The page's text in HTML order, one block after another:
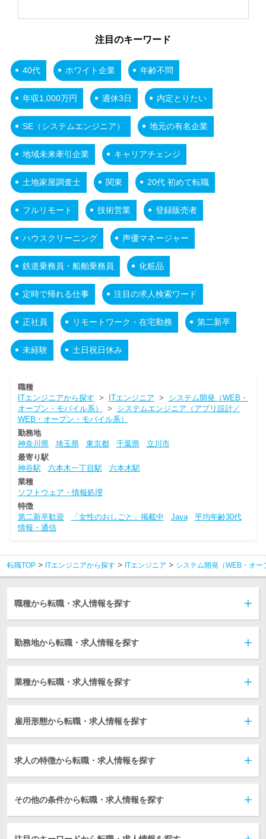
注目のキーワード
40代 ホワイト企業 年齢不問
年収1,000万円 週休3日 内定とりたい
SE（システムエンジニア） 地元の有名企業
地域未来牽引企業 キャリアチェンジ
土地家屋調査士 関東 20代 初めて転職
フルリモート 技術営業 登録販売者
ハウスクリーニング 声優マネージャー
鉄道乗務員・船舶乗務員 化粧品
定時で帰れる仕事 注目の求人検索ワード
正社員 リモートワーク・在宅勤務 第二新卒
未経験 土日祝日休み
職種
ITエンジニアから探す > ITエンジニア > システム開発（WEB・
オープン・モバイル系）
> システムエンジニア（アプリ設計／
WEB・オープン・モバイル系）
勤務地
神奈川県
埼玉県 東京都 千葉県
立川市
最寄り駅
神谷駅
六本木一丁目駅
六本木駅
業種
ソフトウェア・情報処理
特徴
第二新卒歓迎
「女性のおしごと」掲載中 Java
平均年齢30代
情報・通信
転職TOP ITエンジニアから探す ITエンジニア システム開発（WEB・オ
職種から転職・求人情報を探す
勤務地から転職・求人情報を探す
業種から転職・求人情報を探す
雇用形態から転職・求人情報を探す
求人の特徴から転職・求人情報を探す
その他の条件から転職・求人情報を探す